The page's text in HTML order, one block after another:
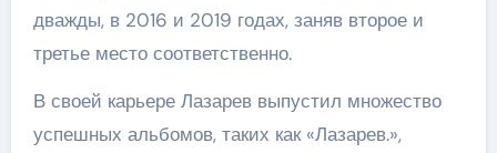
дважды, в 2016 и 2019 годах, заняв второе и
третье место соответственно.
В своей карьере Лазарев выпустил множество
успешных альбомов, таких как «Лазарев.»,